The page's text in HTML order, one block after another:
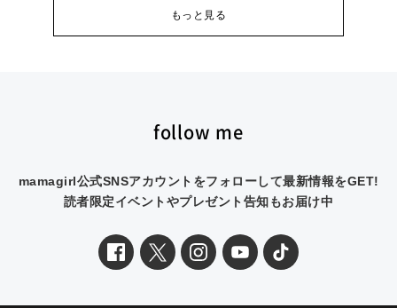
もっと見る
follow me
mamagirl公式SNSアカウントをフォローして最新情報をGET!
読者限定イベントやプレゼント告知もお届け中